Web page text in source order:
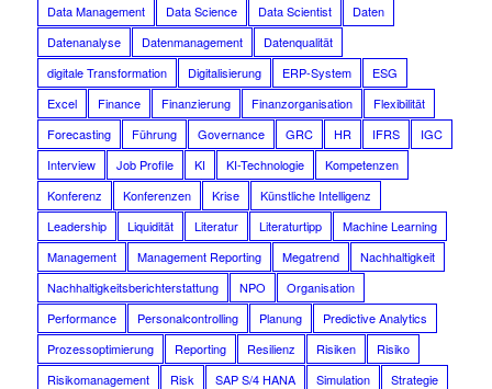
Data Management
Data Science Data Scientist
Daten
Datenanalyse
Datenmanagement
Datenqualität
digitale Transformation
Digitalisierung ERP-System
ESG
Excel
Finance Finanzierung Finanzorganisation
Flexibilität
Forecasting
Führung Governance GRC HR IFRS
IGC
Interview
Job Profile KI KI-Technologie
Kompetenzen
Konferenz
Konferenzen Krise
Künstliche Intelligenz
Leadership
Liquidität Literatur Literaturtipp
Machine Learning
Management
Management Reporting Megatrend
Nachhaltigkeit
Nachhaltigkeitsberichterstattung
NPO
Organisation
Performance
Personalcontrolling Planung
Predictive Analytics
Prozessoptimierung
Reporting Resilienz Risiken
Risiko
Risikomanagement
Risk SAP S/4 HANA Simulation
Strategie